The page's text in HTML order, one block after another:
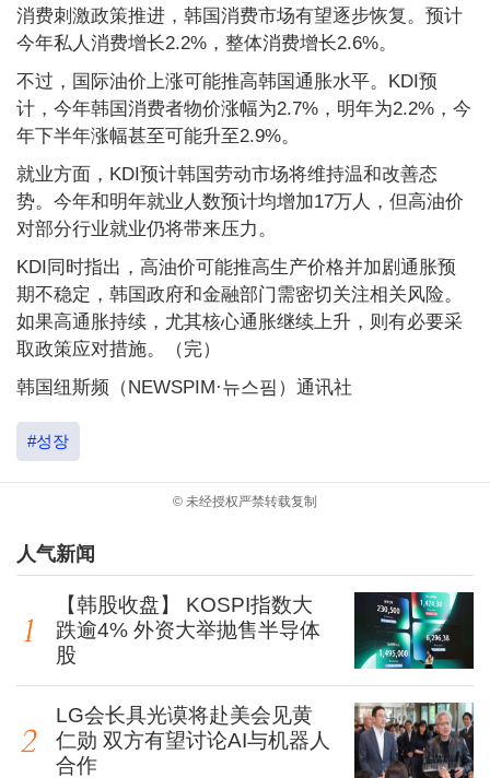
消费刺激政策推进，韩国消费市场有望逐步恢复。预计
今年私人消费增长2.2%，整体消费增长2.6%。
不过，国际油价上涨可能推高韩国通胀水平。KDI预
计，今年韩国消费者物价涨幅为2.7%，明年为2.2%，今
年下半年涨幅甚至可能升至2.9%。
就业方面，KDI预计韩国劳动市场将维持温和改善态
势。今年和明年就业人数预计均增加17万人，但高油价
对部分行业就业仍将带来压力。
KDI同时指出，高油价可能推高生产价格并加剧通胀预
期不稳定，韩国政府和金融部门需密切关注相关风险。
如果高通胀持续，尤其核心通胀继续上升，则有必要采
取政策应对措施。（完）
韩国纽斯频（NEWSPIM·뉴스핌）通讯社
#성장
© 未经授权严禁转载复制
人气新闻
【韩股收盘】 KOSPI指数大
跌逾4% 外资大举抛售半导体
股
LG会长具光谟将赴美会见黄
仁勋 双方有望讨论AI与机器人
合作